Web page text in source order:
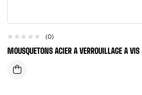
(0)
MOUSQUETONS ACIER A VERROUILLAGE A VIS